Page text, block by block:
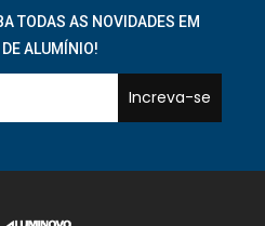
TODAS AS NOVIDADES EM
DE ALUMÍNIO!
Increva-se